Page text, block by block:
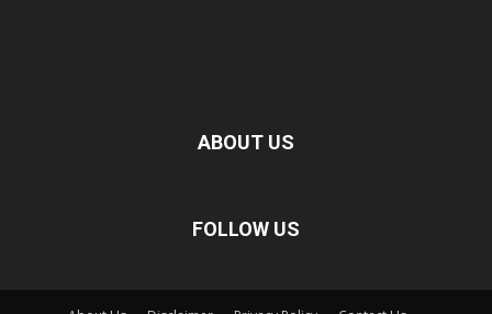
ABOUT US
FOLLOW US